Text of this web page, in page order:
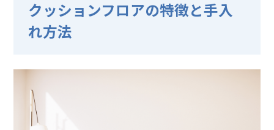
クッションフロアの特徴と手入
れ方法